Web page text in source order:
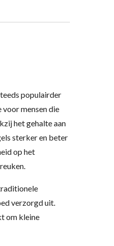
populairder
mensen die
het gehalte aan
sterker en beter
op het
verzorgd uit.
om kleine